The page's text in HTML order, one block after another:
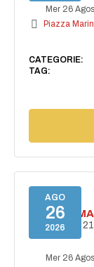
Mer 26
Piazza
CATEGORIE:
TAG:
AGO
26
2026
26 agosto |
Mer 26